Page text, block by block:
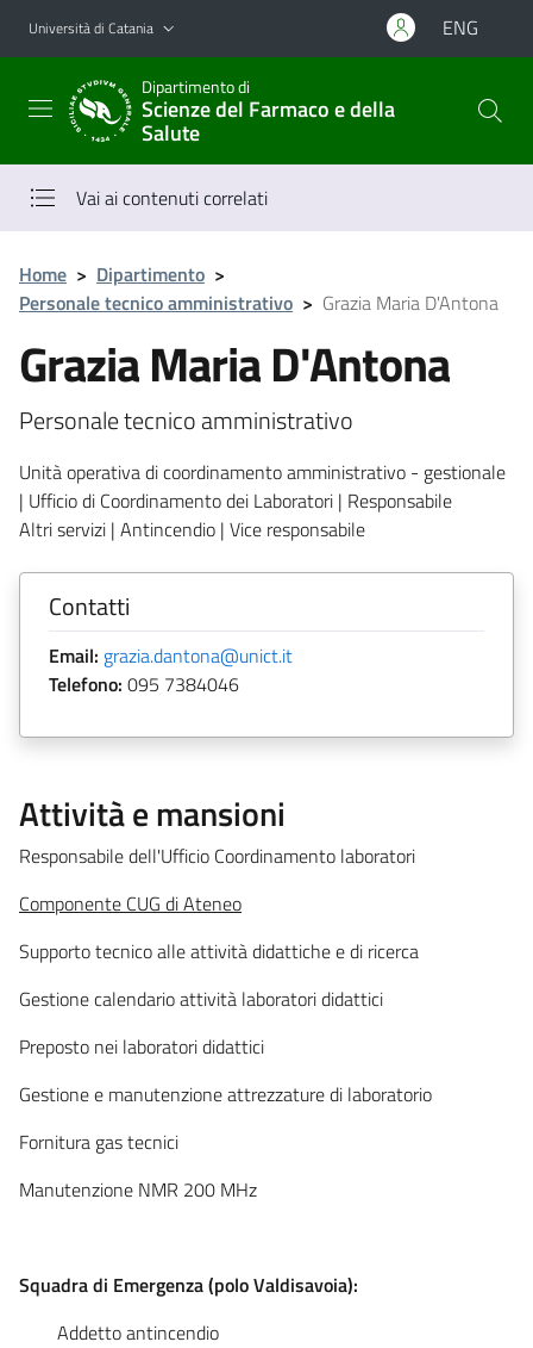
Vai al contenuto principale
Vai al menu di navigazione
Università di Catania ENG
Dipartimento di
Scienze del Farmaco e della
Salute
Vai ai contenuti correlati
Home > Dipartimento >
Personale tecnico amministrativo > Grazia Maria D'Antona
Grazia Maria D'Antona
Personale tecnico amministrativo
Unità operativa di coordinamento amministrativo - gestionale
| Ufficio di Coordinamento dei Laboratori | Responsabile
Altri servizi | Antincendio | Vice responsabile
Contatti
Email: grazia.dantona@unict.it
Telefono: 095 7384046
Attività e mansioni
Responsabile dell'Ufficio Coordinamento laboratori
Componente CUG di Ateneo
Supporto tecnico alle attività didattiche e di ricerca
Gestione calendario attività laboratori didattici
Preposto nei laboratori didattici
Gestione e manutenzione attrezzature di laboratorio
Fornitura gas tecnici
Manutenzione NMR 200 MHz
Squadra di Emergenza (polo Valdisavoia):
Addetto antincendio